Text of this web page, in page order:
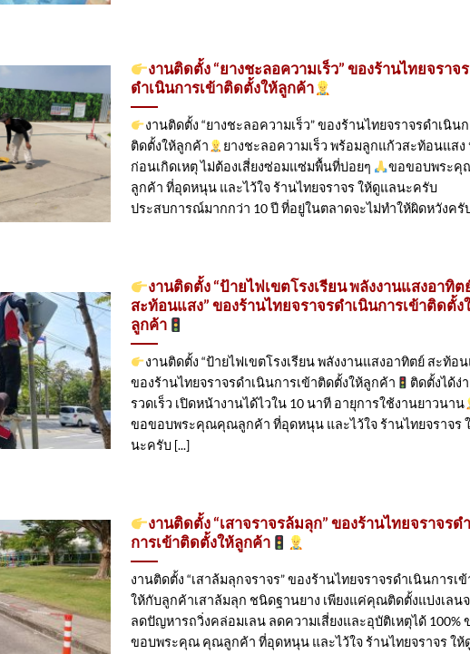
งานติดตั้ง “ยางชะลอความเร็ว” ของร้านไทยจราจร
ดำเนินการเข้าติดตั้ง​ให้ลูกค้า
งานติดตั้ง “ยางชะลอความเร็ว” ของร้านไทยจราจรดำเนิน
ติดตั้ง​ให้ลูกค้า
ยางชะลอความเร็ว พร้อมลูกแก้วสะท้อนแสง
ก่อนเกิดเหตุ ไม่ต้องเสี่ยงซ่อมแซ่มพื้นที่บ่อยๆ
ขอขอบพระ
ลูกค้า ที่อุดหนุน และไว้ใจ ร้านไทยจราจร ให้ดูแลนะครับ
ประสบการณ์มากกว่า 10 ปี ที่อยู่ในตลาดจะไม่ทำให้ผิดหวังครั
งานติดตั้ง “ป้ายไฟเขตโรงเรียน พลังงานแสงอาทิต
สะท้อนแสง” ของร้านไทยจราจรดำเนินการเข้าติดตั้ง​
ลูกค้า
งานติดตั้ง “ป้ายไฟเขตโรงเรียน พลังงานแสงอาทิตย์ สะท้อน
ของร้านไทยจราจรดำเนินการเข้าติดตั้ง​ให้ลูกค้า
ติดตั้งได้ง่
รวดเร็ว เปิดหน้างานได้ไวใน 10 นาที อายุการใช้งานยาวนาน
ขอขอบพระคุณคุณลูกค้า ที่อุดหนุน และไว้ใจ ร้านไทยจราจร
นะครับ [...]
งานติดตั้ง “เสาจราจรล้มลุก” ของร้านไทยจราจรด
การเข้าติดตั้ง​ให้ลูกค้า
งานติดตั้ง “เสาล้มลุกจราจร” ของร้านไทยจราจรดำเนินการเ
ให้กับลูกค้าเสาล้มลุก ชนิดฐานยาง เพียงแค่คุณติดตั้งแบ่งเลน
ลดปัญหารถวิ่งคล่อมเลน ลดความเสี่ยงและอุบัติเหตุได้ 100%
ขอบพระคุณ คุณลูกค้า ที่อุดหนุน และไว้ใจ ร้านไทยจราจร ให้